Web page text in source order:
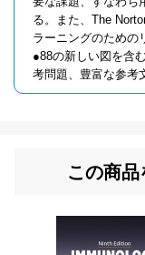
る。また、The
ラーニングのための
●88の新しい図を含
考問題、豊富な参考
この商